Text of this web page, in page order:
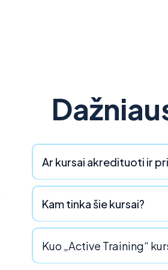
Ar kursai akredituoti ir
Kam tinka šie kursai?
Kuo „Active Training“